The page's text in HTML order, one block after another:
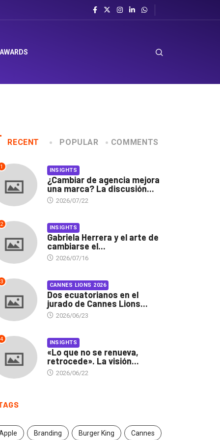
sombrero en Corporación Favorita
RECENT POPULAR COMMENTS
1 INSIGHTS
¿Cambiar de agencia mejora
una marca? La discusión...
2026/07/22
2 INSIGHTS
Gabriela Herrera y el arte de
cambiarse el...
2026/07/16
3 CANNES LIONS 2026
Dos ecuatorianos en el
jurado de Cannes Lions...
2026/06/23
4 INSIGHTS
«Lo que no se renueva,
retrocede». La visión...
2026/06/22
Branding Burger King Cannes